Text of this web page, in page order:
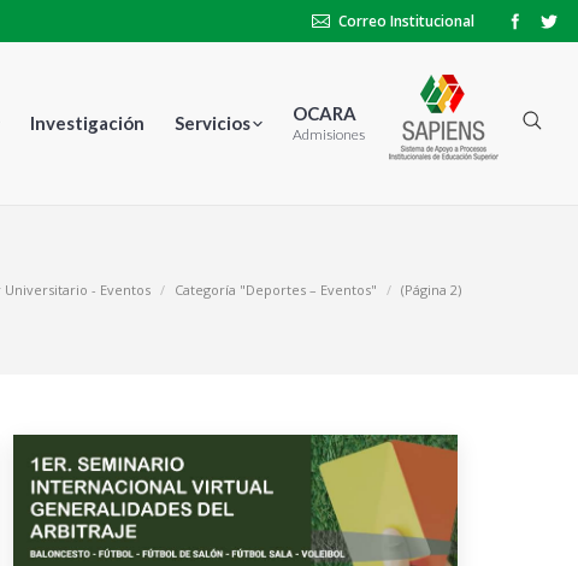
Correo Institucional
Investigación Servicios OCARA
Admisiones
Universitario - Eventos Categoría "Deportes – Eventos" (Página 2)